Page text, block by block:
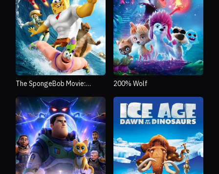
The SpongeBob Movie:
200% Wolf